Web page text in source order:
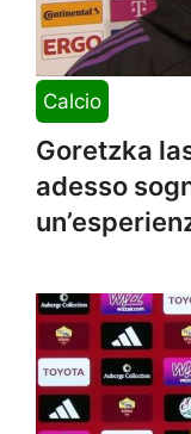
Calcio
Goretzka
adesso